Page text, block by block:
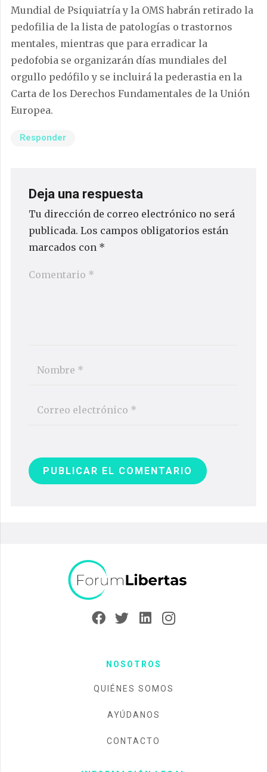
Mundial de Psiquiatría y la OMS habrán retirado la
pedofilia de la lista de patologías o trastornos
mentales, mientras que para erradicar la
pedofobia se organizarán días mundiales del
orgullo pedófilo y se incluirá la pederastia en la
Carta de los Derechos Fundamentales de la Unión
Europea.
Responder
Deja una respuesta
Tu dirección de correo electrónico no será
publicada. Los campos obligatorios están
marcados con *
PUBLICAR EL COMENTARIO
NOSOTROS
QUIÉNES SOMOS
AYÚDANOS
CONTACTO